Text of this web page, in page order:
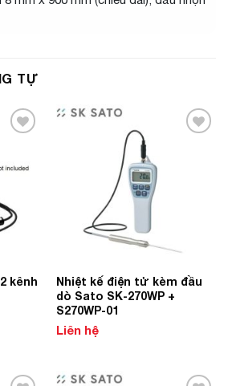
TỰ
kênh
Nhiệt kế điện tử kèm đầu
dò Sato SK-270WP +
S270WP-01
Liên hệ